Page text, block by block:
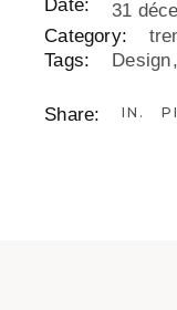
Date:
31
Category:
Tags:
Design
Share: IN